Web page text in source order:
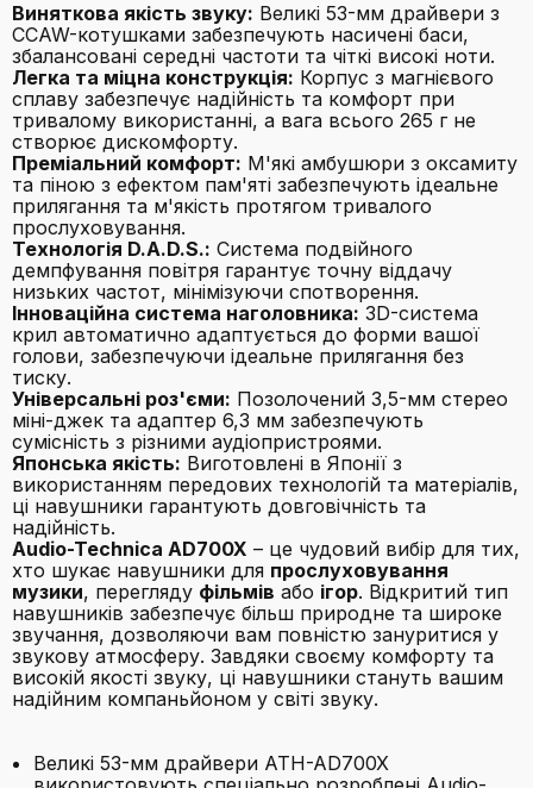
Виняткова якість звуку: Великі 53-мм драйвери з
CCAW-котушками забезпечують насичені баси,
збалансовані середні частоти та чіткі високі ноти.
Легка та міцна конструкція: Корпус з магнієвого
сплаву забезпечує надійність та комфорт при
тривалому використанні, а вага всього 265 г не
створює дискомфорту.
Преміальний комфорт: М'які амбушюри з оксамиту
та піною з ефектом пам'яті забезпечують ідеальне
прилягання та м'якість протягом тривалого
прослуховування.
Технологія D.A.D.S.: Система подвійного
демпфування повітря гарантує точну віддачу
низьких частот, мінімізуючи спотворення.
Інноваційна система наголовника: 3D-система
крил автоматично адаптується до форми вашої
голови, забезпечуючи ідеальне прилягання без
тиску.
Універсальні роз'єми: Позолочений 3,5-мм стерео
міні-джек та адаптер 6,3 мм забезпечують
сумісність з різними аудіопристроями.
Японська якість: Виготовлені в Японії з
використанням передових технологій та матеріалів,
ці навушники гарантують довговічність та
надійність.
Audio-Technica AD700X – це чудовий вибір для тих,
хто шукає навушники для прослуховування
музики, перегляду фільмів або ігор. Відкритий тип
навушників забезпечує більш природне та широке
звучання, дозволяючи вам повністю зануритися у
звукову атмосферу. Завдяки своєму комфорту та
високій якості звуку, ці навушники стануть вашим
надійним компаньйоном у світі звуку.
Великі 53-мм драйвери ATH-AD700X